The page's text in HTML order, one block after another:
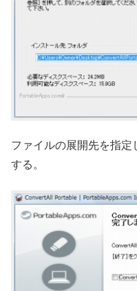
ファイルの展開先を指定
する。